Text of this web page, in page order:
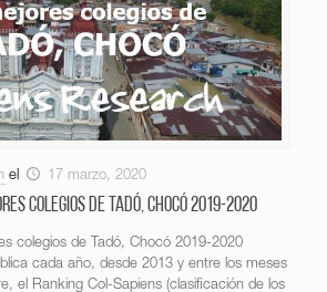
el 17 marzo, 2020
colegios de Tadó, Chocó 2019-2020
colegios de Tadó, Chocó 2019-2020
cada año, desde 2013 y entre los meses
el Ranking Col-Sapiens (clasificación de los